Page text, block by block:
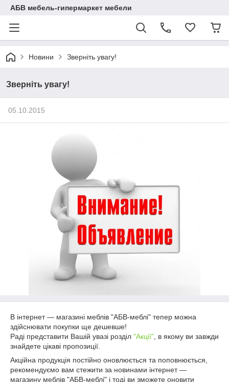
АБВ мебель-гипермаркет мебели
Новини Зверніть увагу!
Зверніть увагу!
05.10.2015
В інтернет ― магазині меблів "АБВ-меблі" тепер можна
здійснювати покупки ще дешевше!
Раді представити Вашій увазі розділ "Акції" , в якому ви завжди
знайдете цікаві пропозиції.
Акційна продукція постійно оновлюється та поповнюється,
рекомендуємо вам стежити за новинами інтернет ―
магазину меблів "АБВ-меблі" і тоді ви зможете оновити